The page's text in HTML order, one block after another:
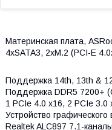
Материнская плата,
4xSATA3, 2xM.2 (PCI-E
Поддержка 14th, 13th &
Поддержка DDR5 7200+
1 PCIe 4.0 x16, 2 PCIe
Устройство
Realtek ALC897 7.1-